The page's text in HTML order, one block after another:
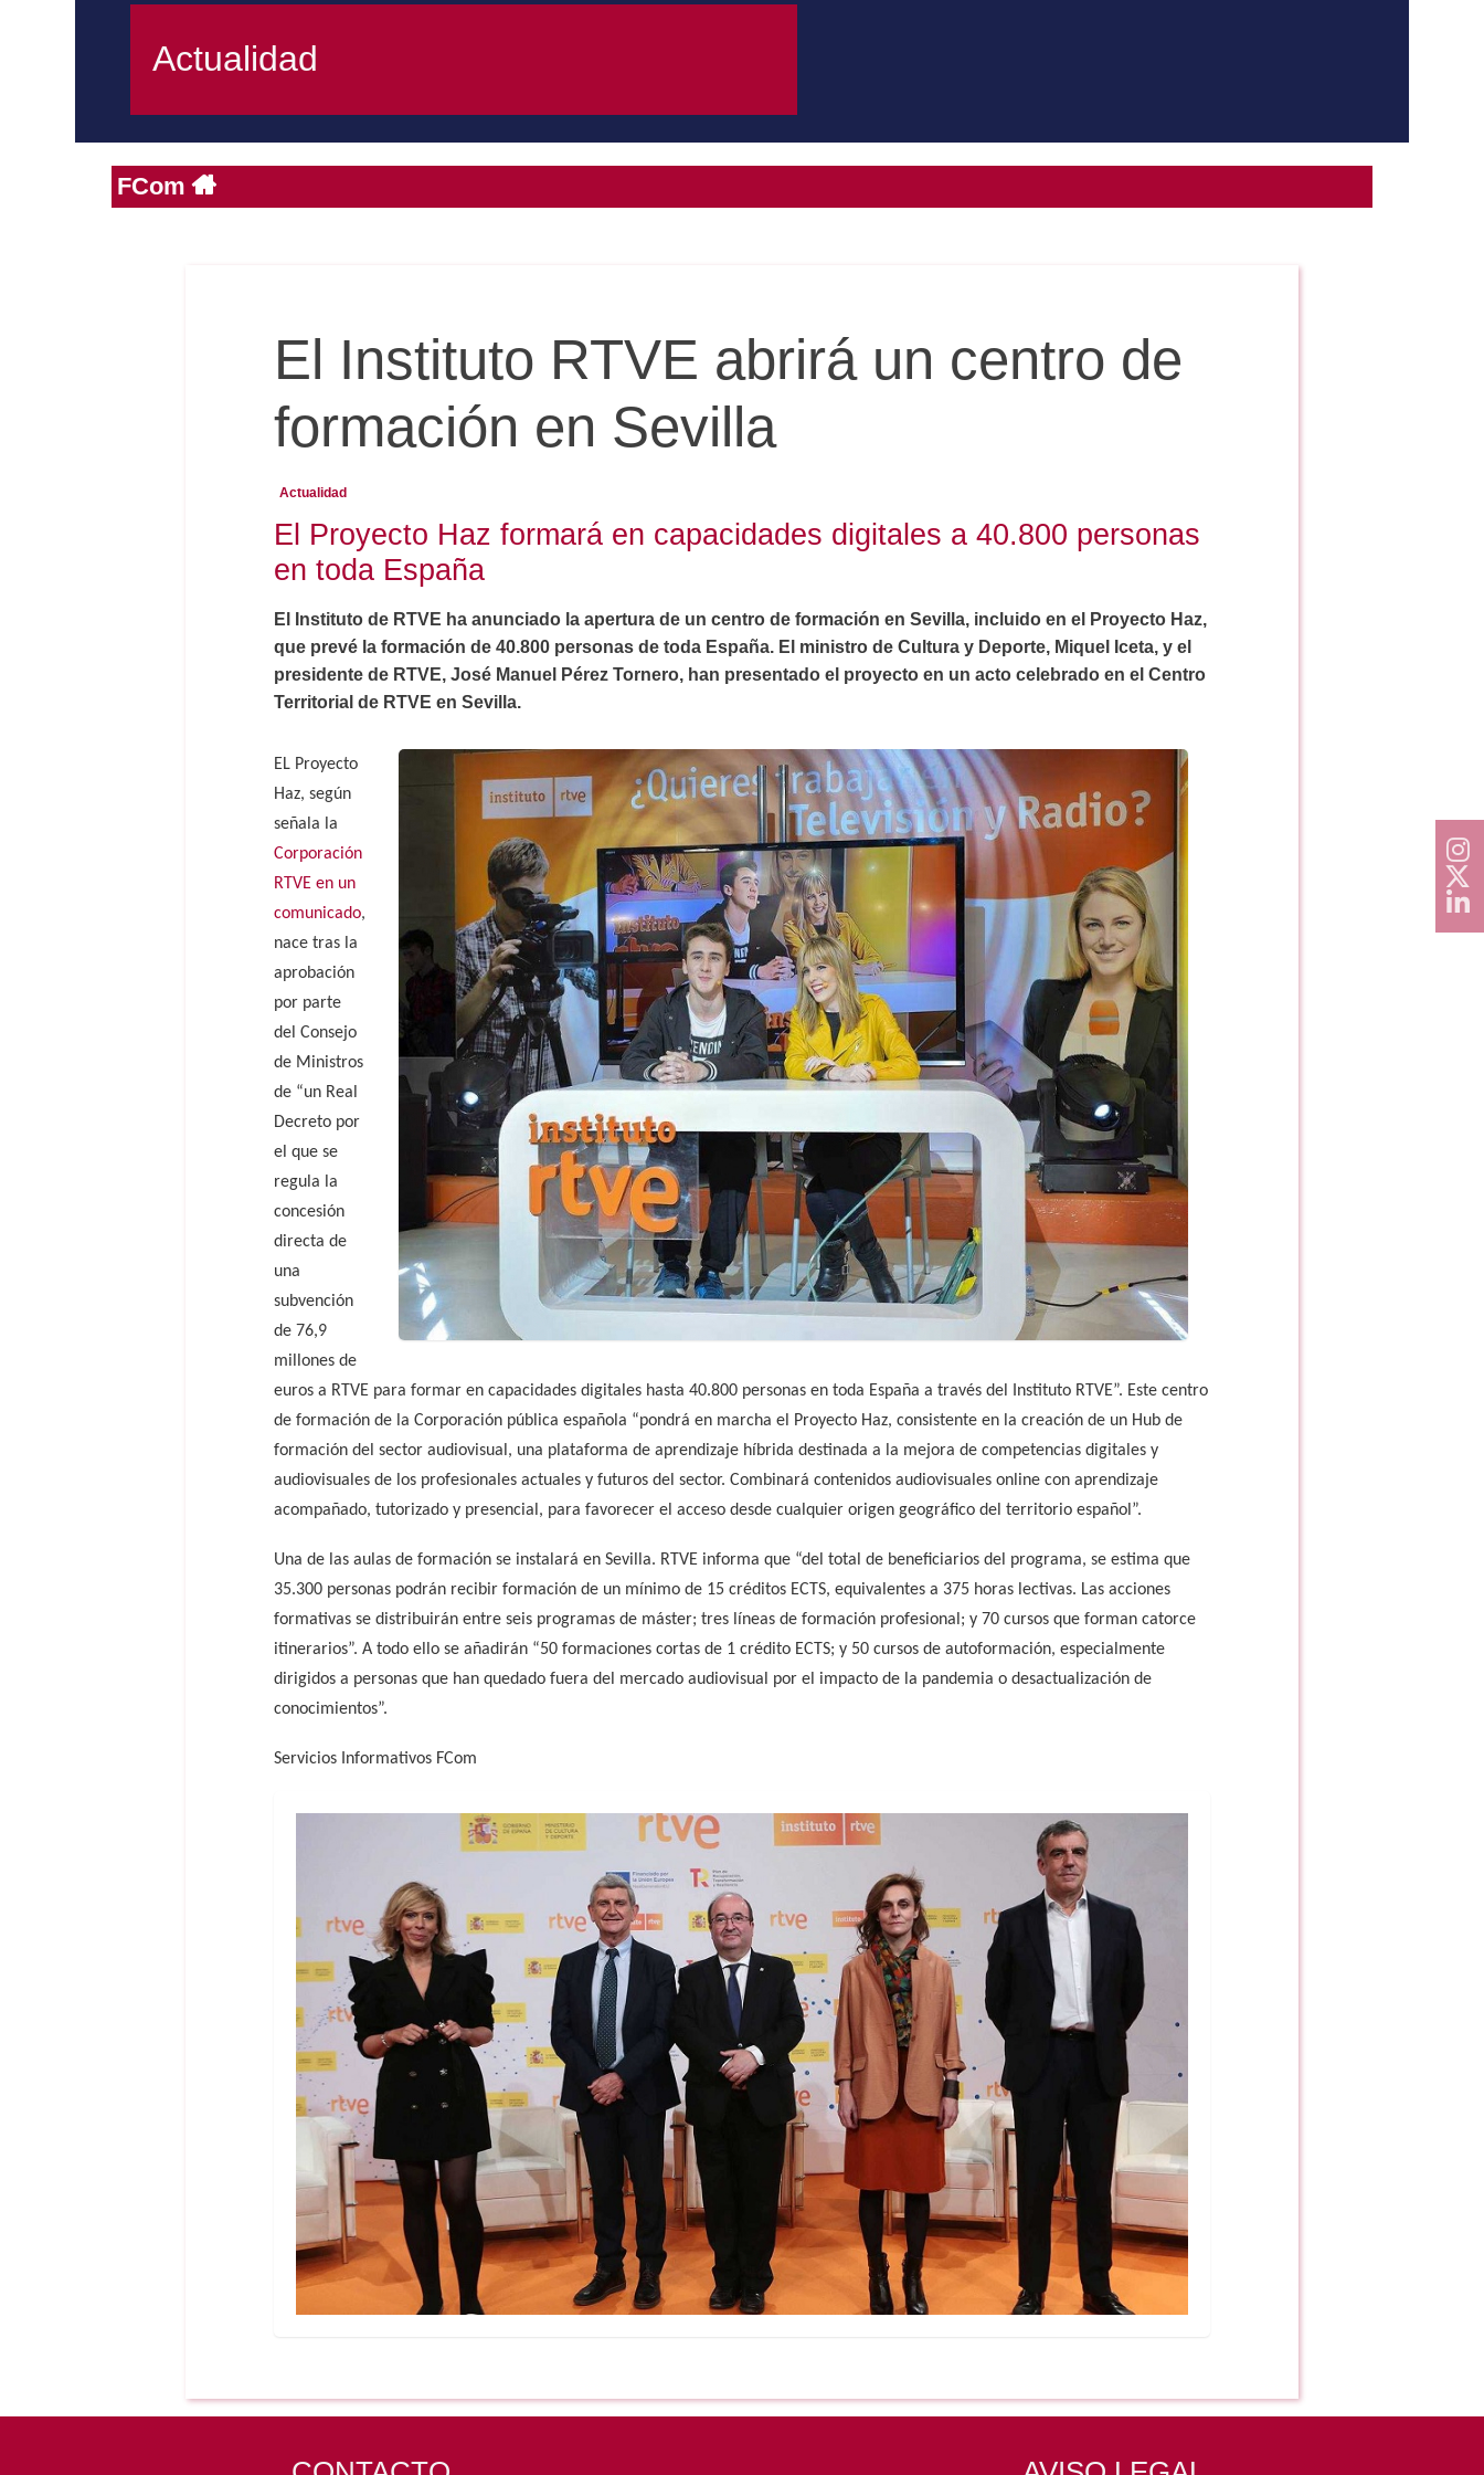
Actualidad
FCom
El Instituto RTVE abrirá un centro de
formación en Sevilla
Actualidad
El Proyecto Haz formará en capacidades digitales a 40.800 personas
en toda España
El Instituto de RTVE ha anunciado la apertura de un centro de formación en Sevilla, incluido en el Proyecto Haz,
que prevé la formación de 40.800 personas de toda España. El ministro de Cultura y Deporte, Miquel Iceta, y el
presidente de RTVE, José Manuel Pérez Tornero, han presentado el proyecto en un acto celebrado en el Centro
Territorial de RTVE en Sevilla.
EL Proyecto
Haz, según
señala la
Corporación
RTVE en un
comunicado,
nace tras la
aprobación
por parte
del Consejo
de Ministros
de “un Real
Decreto por
el que se
regula la
concesión
directa de
una
subvención
de 76,9
millones de
euros a RTVE para formar en capacidades digitales hasta 40.800 personas en toda España a través del Instituto RTVE”. Este centro
de formación de la Corporación pública española “pondrá en marcha el Proyecto Haz, consistente en la creación de un Hub de
formación del sector audiovisual, una plataforma de aprendizaje híbrida destinada a la mejora de competencias digitales y
audiovisuales de los profesionales actuales y futuros del sector. Combinará contenidos audiovisuales online con aprendizaje
acompañado, tutorizado y presencial, para favorecer el acceso desde cualquier origen geográfico del territorio español”.
Una de las aulas de formación se instalará en Sevilla. RTVE informa que “del total de beneficiarios del programa, se estima que
35.300 personas podrán recibir formación de un mínimo de 15 créditos ECTS, equivalentes a 375 horas lectivas. Las acciones
formativas se distribuirán entre seis programas de máster; tres líneas de formación profesional; y 70 cursos que forman catorce
itinerarios”. A todo ello se añadirán “50 formaciones cortas de 1 crédito ECTS; y 50 cursos de autoformación, especialmente
dirigidos a personas que han quedado fuera del mercado audiovisual por el impacto de la pandemia o desactualización de
conocimientos”.
Servicios Informativos FCom